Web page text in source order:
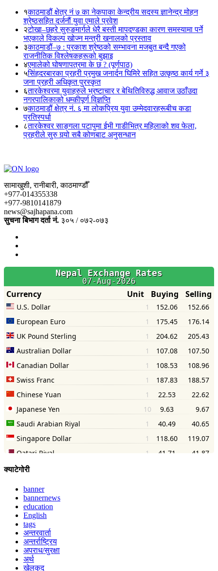
१काठमाडौं क्षेत्र नं ७ का नेकपाका केन्द्रीय सदस्य ज्ञानेन्द्र मोहन
श्रेष्ठसहित दर्जनौं युवा एमाले प्रवेश
२टोखा–छहरे सुरुङमार्गले धेरै बस्ती मापदण्डका कारण समस्यामा पर्ने
भएकाले विकल्प खोज्न मन्त्री खनालको प्रस्ताव
३काठमाडौं–७ : प्रकाश श्रेष्ठको सम्भावना मजबुत बन्दै गएको
राजनीतिक विश्लेषकहरूको बुझाइ
४एमालेको घोषणापत्रमा के छ ? (पूर्णपाठ)
५सिंहदरबारका प्रहरी प्रमुख जनार्दन घिमिरे सहित उत्कृष्ठ कार्य गर्ने ३
जना प्रहरी अधिकृत पुरस्कृत
६तारकेश्वरमा युवाहरुले भ्रष्टाचार र बेथितिविरुद्ध आवाज उठाँउदा
नगरपालिकाको धम्कीपूर्ण विज्ञप्ति
७काठमाडौं क्षेत्र नं. ६ मा लोकप्रिय युवा उम्मेदवारहरूबीच कडा
प्रतिस्पर्धा
८तारकेश्वर साङ्गला पटापुमा ईभी गाडीभित्र महिलाको शव फेला,
प्रहरीले सुरु गर्‍यो सबै कोणबाट अनुसन्धान
सामाखुशी, रानीबारी, काठमाण्डौँ
+977-014355338
+977-9810141879
news@sajhapana.com
सुचना बिभाग दर्ता नं. ३०५ / ०७२-०७३
क्याटेगोरी
banner
bannernews
education
English
tags
अन्तरवार्ता
अन्तर्राष्ट्रिय
अपराध/सुरक्षा
अर्थ
खेलकुद